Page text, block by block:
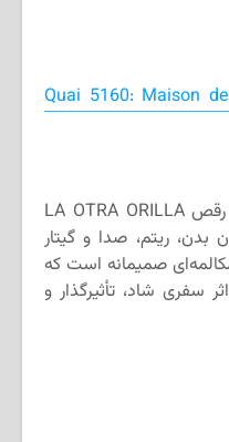
Quai 5160: Maison
این رقص که از آثار جدید گروه رقص LA OTRA ORILLA
بدن، ریتم، صدا و گیتار
صمیمانه است که
سفری شاد، تأثیرگذار و